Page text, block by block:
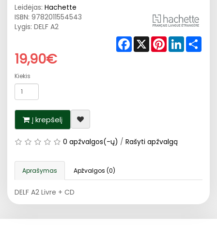
Leidėjas: Hachette
ISBN: 9782011554543
Lygis: DELF A2
Facebook
X PinterestLinkedIn
19,90€
Kiekis
Į krepšelį
0 apžvalgos(-ų) / Rašyti apžvalgą
Aprašymas Apžvalgos (0)
DELF A2 Livre + CD